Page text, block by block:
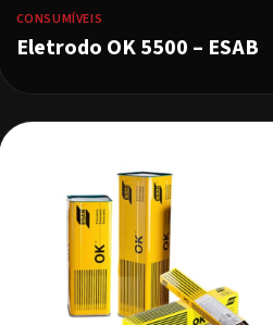
CONSUMÍVEIS
Eletrodo OK 5500 – ESAB